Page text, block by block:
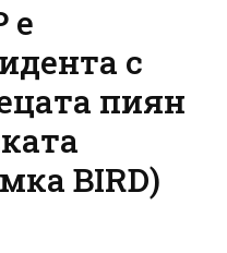
е
с
пиян
BIRD)